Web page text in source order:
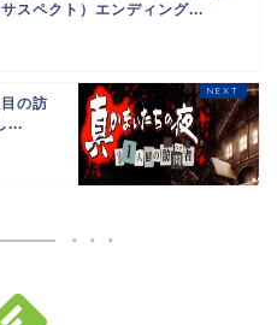
スペクト）エンディング...
の訪
...